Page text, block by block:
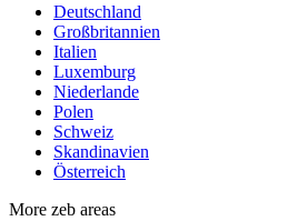
Deutschland
Großbritannien
Italien
Luxemburg
Niederlande
Polen
Schweiz
Skandinavien
Österreich
More zeb areas